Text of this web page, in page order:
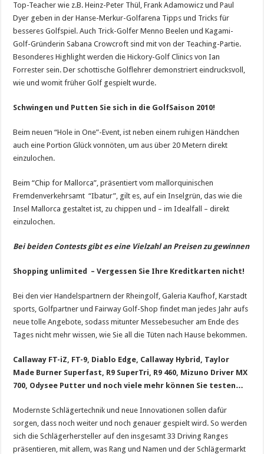
Top-Teacher wie z.B. Heinz-Peter Thül, Frank Adamowicz und Paul
Dyer geben in der Hanse-Merkur-Golfarena Tipps und Tricks für
besseres Golfspiel. Auch Trick-Golfer Menno Beelen und Kagami-
Golf-Gründerin Sabana Crowcroft sind mit von der Teaching-Partie.
Besonderes Highlight werden die Hickory-Golf Clinics von Ian
Forrester sein. Der schottische Golflehrer demonstriert eindrucksvoll,
wie und womit früher Golf gespielt wurde.
Schwingen und Putten Sie sich in die GolfSaison 2010!
Beim neuen “Hole in One”-Event, ist neben einem ruhigen Händchen
auch eine Portion Glück vonnöten, um aus über 20 Metern direkt
einzulochen.
Beim “Chip for Mallorca”, präsentiert vom mallorquinischen
Fremdenverkehrsamt “Ibatur”, gilt es, auf ein Inselgrün, das wie die
Insel Mallorca gestaltet ist, zu chippen und – im Idealfall – direkt
einzulochen.
Bei beiden Contests gibt es eine Vielzahl an Preisen zu gewinnen
Shopping unlimited –Vergessen Sie Ihre Kreditkarten nicht!
Bei den vier Handelspartnern der Rheingolf, Galeria Kaufhof, Karstadt
sports, Golfpartner und Fairway Golf-Shop findet man jedes Jahr aufs
neue tolle Angebote, sodass mitunter Messebesucher am Ende des
Tages nicht mehr wissen, wie Sie all die Tüten nach Hause bekommen.
Callaway FT-iZ, FT-9, Diablo Edge, Callaway Hybrid, Taylor
Made Burner Superfast, R9 SuperTri, R9 460, Mizuno Driver MX
700, Odysee Putter und noch viele mehr können Sie testen…
Modernste Schlägertechnik und neue Innovationen sollen dafür
sorgen, dass noch weiter und noch genauer gespielt wird. So werden
sich die Schlägerhersteller auf den insgesamt 33 Driving Ranges
präsentieren, mit allem, was Rang und Namen und der Schlägermarkt